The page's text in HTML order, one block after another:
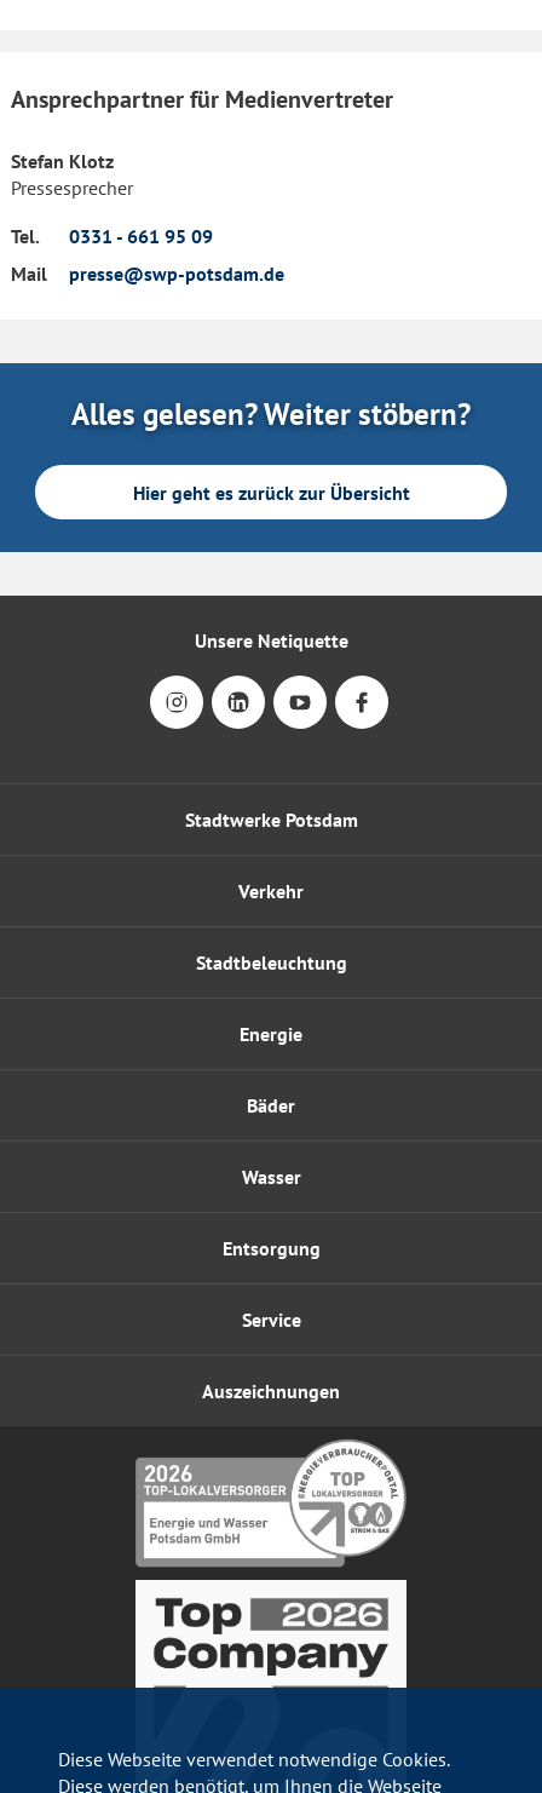
Ansprechpartner für Medienvertreter
Stefan Klotz
Pressesprecher
Tel.
0331 - 661 95 09
Mail
presse@swp-potsdam.de
Alles gelesen? Weiter stöbern?
Hier geht es zurück zur Übersicht
Stadtwerke Potsdam
Energie
Wasser
Verkehr
Bäder
Entsorgung
Stadtbeleuchtung
Service
Auszeichnungen
Unsere Netiquette
Diese Webseite verwendet notwendige Cookies.
Diese werden benötigt, um Ihnen die Webseite